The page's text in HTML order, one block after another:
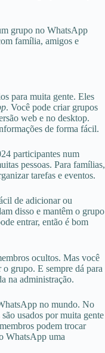
grupo no WhatsApp
família, amigos e
para muita gente. Eles
. Você pode criar grupos
web e no desktop.
de forma fácil.
participantes num
pessoas. Para famílias,
tarefas e eventos.
de adicionar ou
disso e mantêm o grupo
entrar, então é bom
ocultos. Mas você
grupo. E sempre dá para
na administração.
no mundo. No
usados por muita gente
podem trocar
WhatsApp uma